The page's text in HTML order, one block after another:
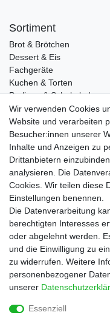
Sortiment
Brot & Brötchen
Dessert & Eis
Fachgeräte
Kuchen & Torten
Pralinen & Schokolade
Lebensmittel
Gutscheine
Informationen
Zahlungsarten
Versandkosten
Service
Rezepte
Newsletter
Blog
Choco Patiss
|
Wir verwenden Cookies
Website und verarbeiten
Besucher:innen unserer
Inhalte und Anzeigen zu
Drittanbietern
analysieren. Die
Cookies. Wir teilen diese
Einstellungen benennen.
Die Datenverarbeitung
berechtigten Interesses
oder abgelehnt werden.
und die Einwilligung zu
zu widerrufen. Weitere
personenbezogener
unserer
Essenziell